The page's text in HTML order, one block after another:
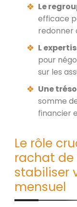
Le
efficace
redonner
L
pour
sur les
Une
somme
financier
Le rôle
rachat
stabiliser
mensuel